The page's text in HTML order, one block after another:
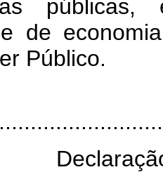
públicas,
de
Público.